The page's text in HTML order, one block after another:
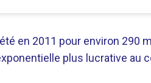
en 2011 pour environ 290
plus lucrative au